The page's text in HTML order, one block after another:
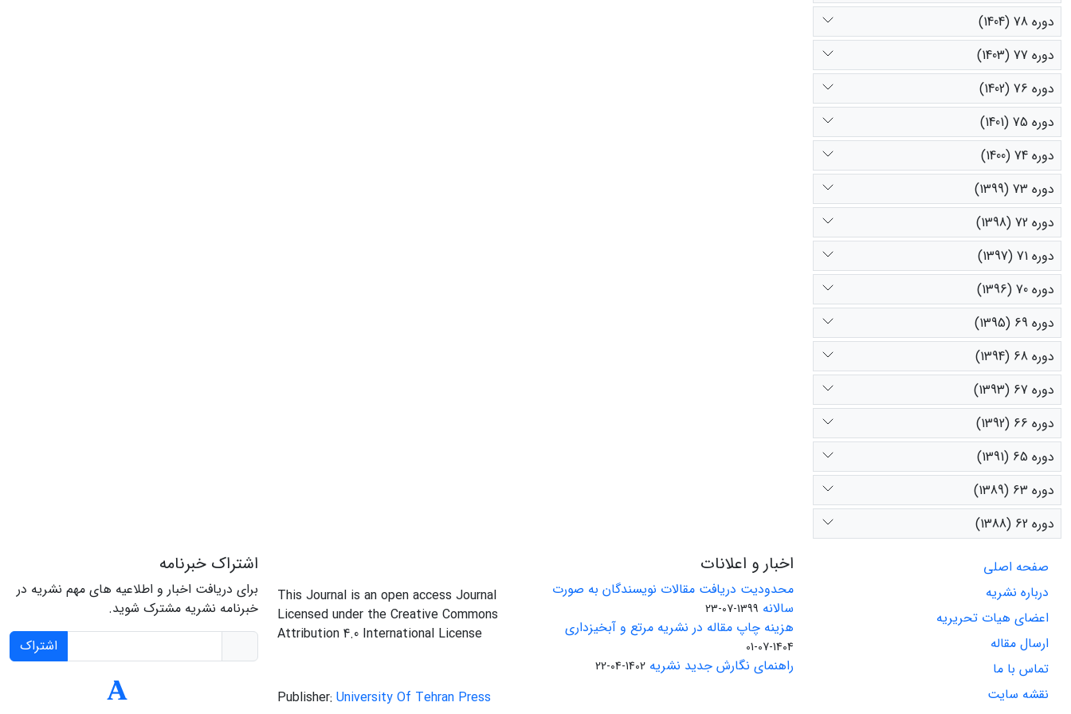
دوره 78 (1404)
دوره 77 (1403)
دوره 76 (1402)
دوره 75 (1401)
دوره 74 (1400)
دوره 73 (1399)
دوره 72 (1398)
دوره 71 (1397)
دوره 70 (1396)
دوره 69 (1395)
دوره 68 (1394)
دوره 67 (1393)
دوره 66 (1392)
دوره 65 (1391)
دوره 63 (1389)
دوره 62 (1388)
صفحه اصلی
درباره نشریه
اعضای هیات تحریریه
ارسال مقاله
تماس با ما
نقشه سایت
اخبار و اعلانات
محدودیت دریافت مقالات نویسندگان به صورت
سالانه 1399-07-23
هزینه چاپ مقاله در نشریه مرتع و آبخیزداری
1404-07-01
راهنمای نگارش جدید نشریه 1402-04-22
This Journal is an open access Journal
Licensed under the Creative Commons
Attribution 4.0 International License
Publisher: University Of Tehran Press
اشتراک خبرنامه
برای دریافت اخبار و اطلاعیه های مهم نشریه در
خبرنامه نشریه مشترک شوید.
اشتراک